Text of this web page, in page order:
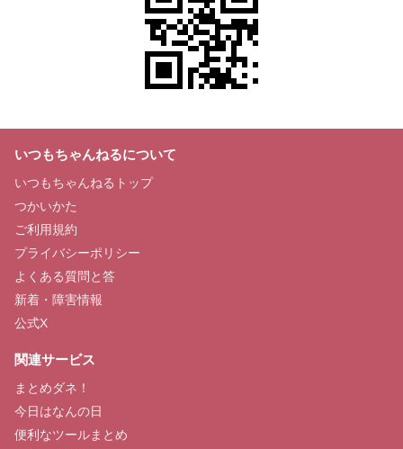
いつもちゃんねるについて
いつもちゃんねるトップ
つかいかた
ご利用規約
プライバシーポリシー
よくある質問と答
新着・障害情報
公式X
関連サービス
まとめダネ！
今日はなんの日
便利なツールまとめ